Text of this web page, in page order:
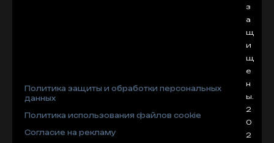
Политика защиты и обработки персональных
данных
Политика использования файлов cookie
Согласие на рекламу
з
а
щ
и
щ
е
н
ы.
2
0
2